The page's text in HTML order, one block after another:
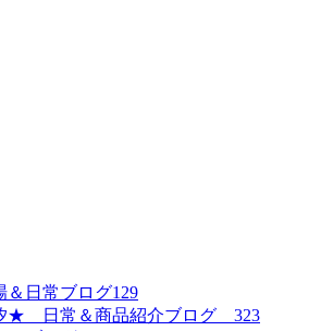
日常ブログ129
★ 日常＆商品紹介ブログ 323